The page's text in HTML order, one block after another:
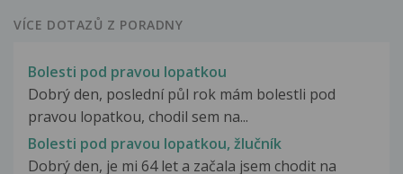
VÍCE DOTAZŮ Z PORADNY
Bolesti pod pravou lopatkou
Dobrý den, poslední půl rok mám bolestli pod
pravou lopatkou, chodil sem na...
Bolesti pod pravou lopatkou, žlučník
Dobrý den, je mi 64 let a začala jsem chodit na